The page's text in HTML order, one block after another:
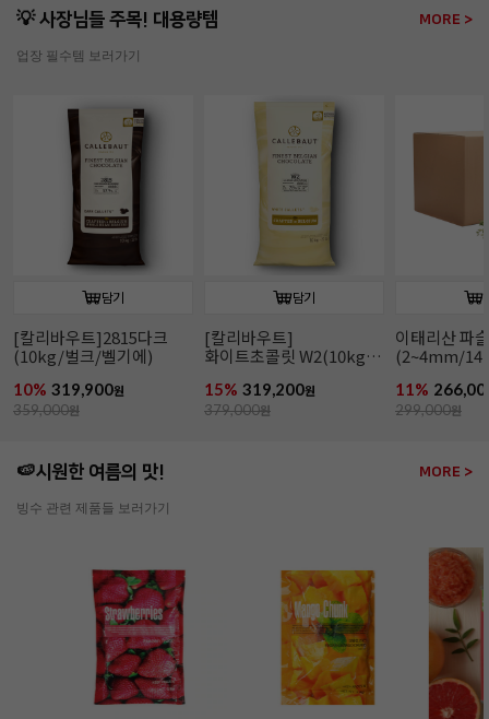
💡 사장님들 주목! 대용량템 MORE >
업장 필수템 보러가기
담기
[칼리바우트]2815다크
(10kg/벌크/벨기에)
10% 319,900원
359,000원
담기
[칼리바우트]
화이트초콜릿 W2(10kg/
15% 319,200원
379,000원
이태리산 파
(2~4mm/
파슬리후레
11%
299,000원
🍉시원한 여름의 맛! MORE >
빙수 관련 제품들 보러가기